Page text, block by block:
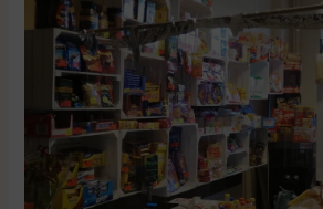
przewodnicy
mogą
liczyć
zwolnienie